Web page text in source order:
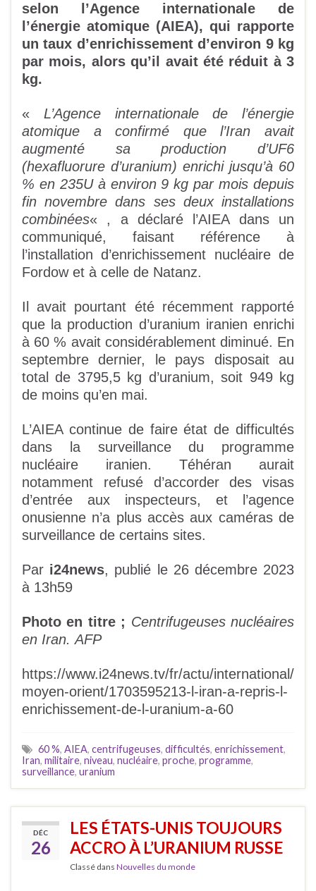
selon l’Agence internationale de
l’énergie atomique (AIEA), qui rapporte
un taux d’enrichissement d’environ 9 kg
par mois, alors qu’il avait été réduit à 3
kg.
« L’Agence internationale de l’énergie
atomique a confirmé que l’Iran avait
augmenté sa production d’UF6
(hexafluorure d’uranium) enrichi jusqu’à 60
% en 235U à environ 9 kg par mois depuis
fin novembre dans ses deux installations
combinées« , a déclaré l’AIEA dans un
communiqué, faisant référence à
l’installation d’enrichissement nucléaire de
Fordow et à celle de Natanz.
Il avait pourtant été récemment rapporté
que la production d’uranium iranien enrichi
à 60 % avait considérablement diminué. En
septembre dernier, le pays disposait au
total de 3795,5 kg d’uranium, soit 949 kg
de moins qu’en mai.
L’AIEA continue de faire état de difficultés
dans la surveillance du programme
nucléaire iranien. Téhéran aurait
notamment refusé d’accorder des visas
d’entrée aux inspecteurs, et l’agence
onusienne n’a plus accès aux caméras de
surveillance de certains sites.
Par i24news, publié le 26 décembre 2023
à 13h59
Photo en titre ; Centrifugeuses nucléaires
en Iran. AFP
https://www.i24news.tv/fr/actu/international/
moyen-orient/1703595213-l-iran-a-repris-l-
enrichissement-de-l-uranium-a-60
60 %, AIEA, centrifugeuses, difficultés, enrichissement,
Iran, militaire, niveau, nucléaire, proche, programme,
surveillance, uranium
DÉC
26
LES ÉTATS-UNIS TOUJOURS
ACCRO À L’URANIUM RUSSE
Classé dans Nouvelles du monde